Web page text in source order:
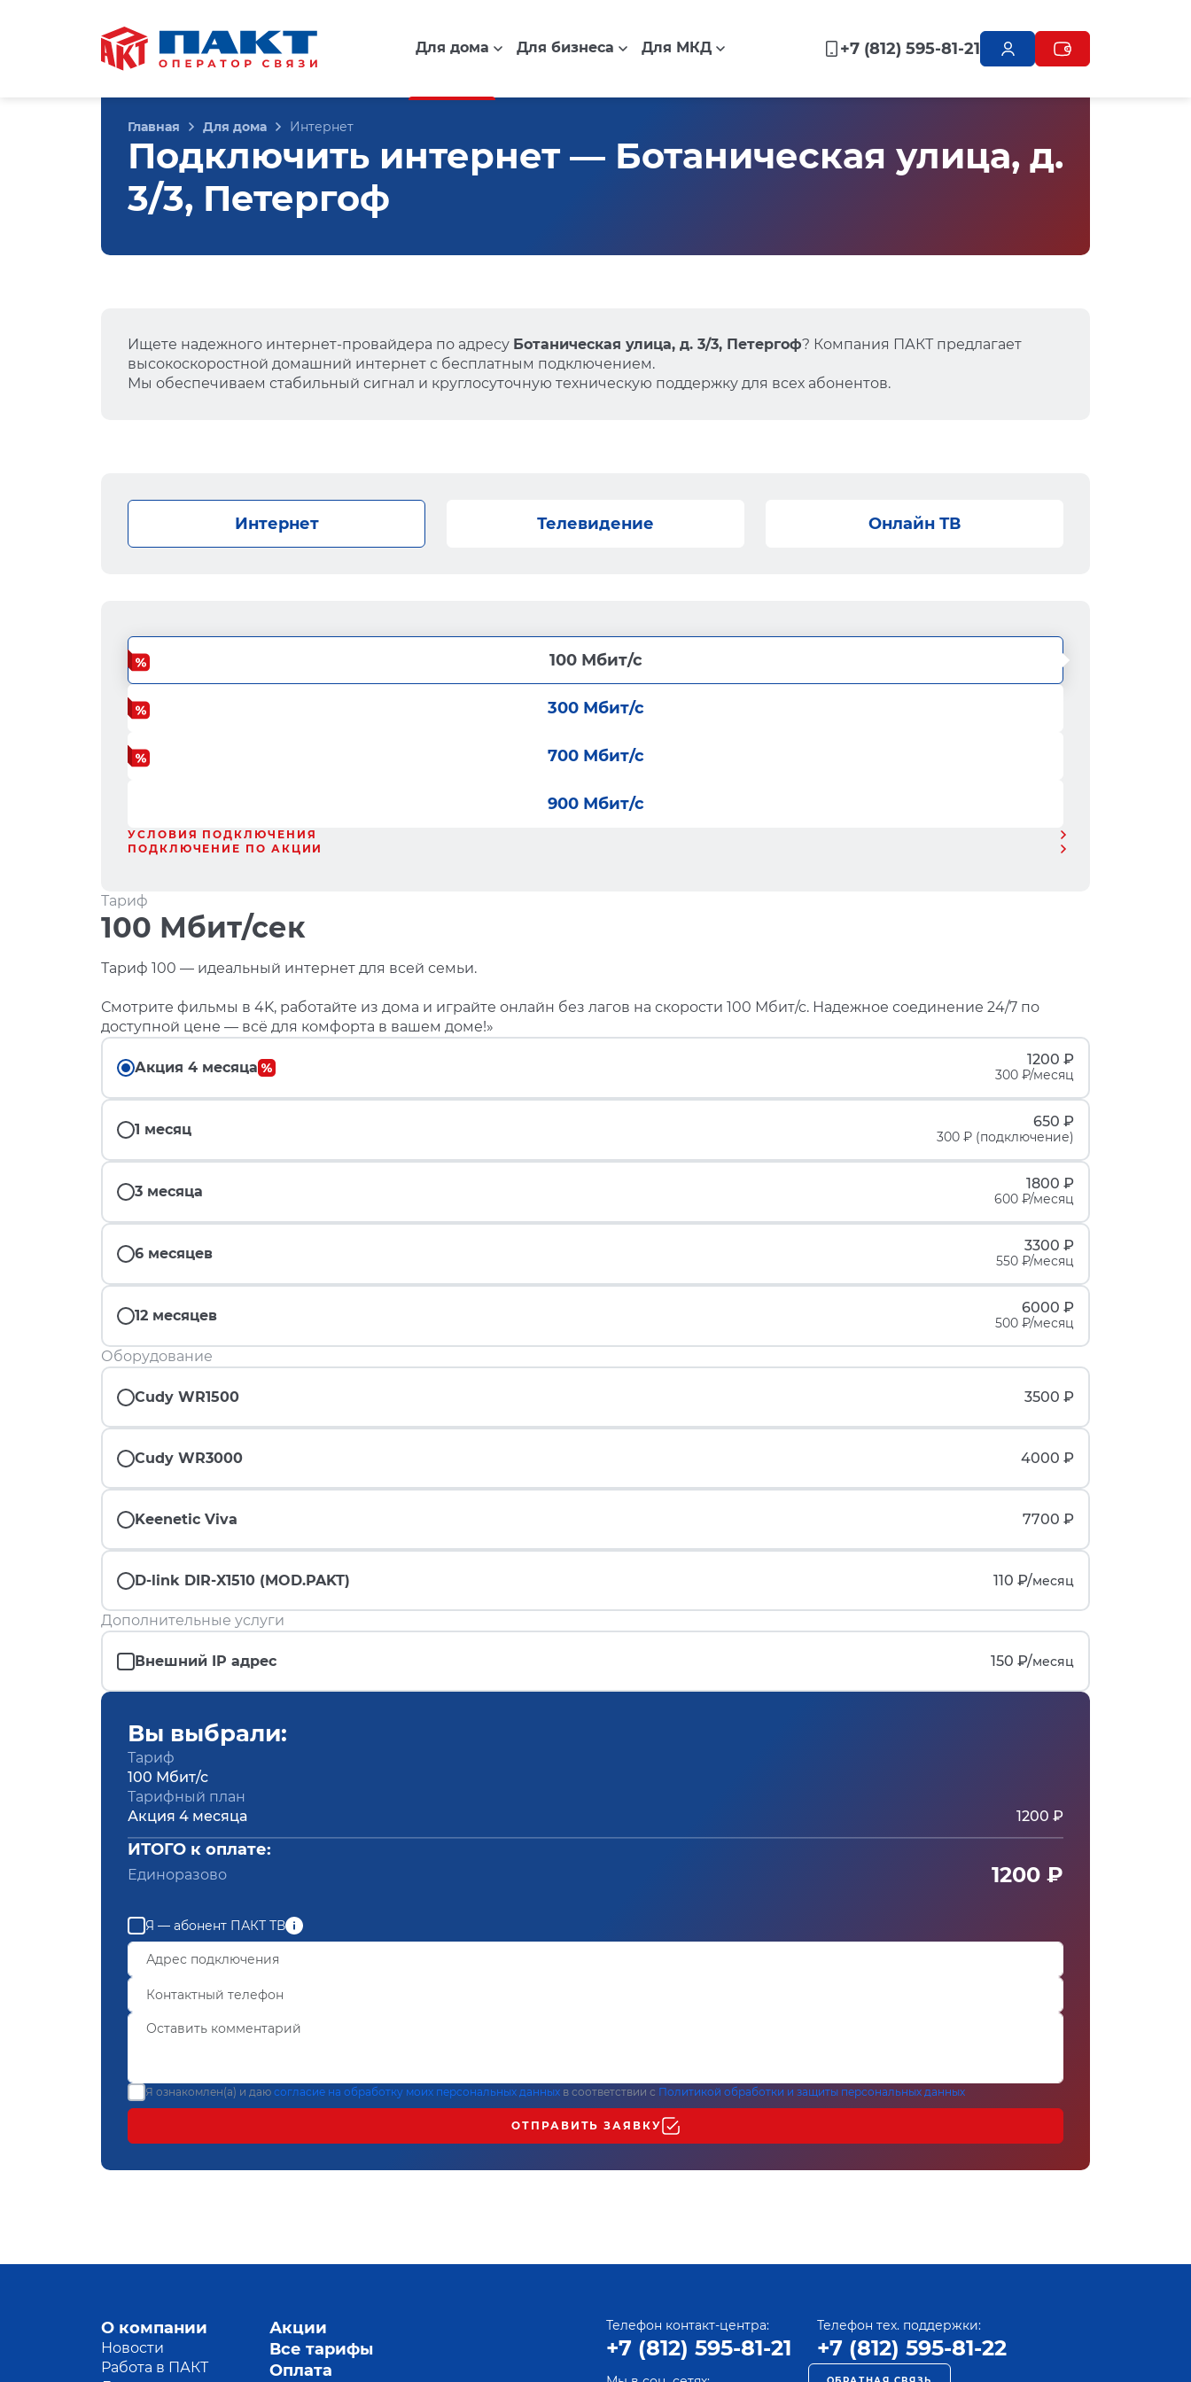
Для дома Для бизнеса Для МКД +7 (812) 595-81-21
Главная Для дома Интернет
Подключить интернет — Ботаническая улица, д.
3/3, Петергоф
Ищете надежного интернет-провайдера по адресу Ботаническая улица, д. 3/3, Петергоф? Компания ПАКТ предлагает
высокоскоростной домашний интернет с бесплатным подключением.
Мы обеспечиваем стабильный сигнал и круглосуточную техническую поддержку для всех абонентов.
Интернет Телевидение Онлайн ТВ
100 Мбит/с
300 Мбит/с
700 Мбит/с
900 Мбит/с
УСЛОВИЯ ПОДКЛЮЧЕНИЯ
ПОДКЛЮЧЕНИЕ ПО АКЦИИ
Тариф
100 Мбит/сек
Тариф 100 — идеальный интернет для всей семьи.
Смотрите фильмы в 4K, работайте из дома и играйте онлайн без лагов на скорости 100 Мбит/с. Надежное соединение 24/7 по
доступной цене — всё для комфорта в вашем доме!»
Акция 4 месяца 1200 ₽
300 ₽/месяц
1 месяц 650 ₽
300 ₽ (подключение)
3 месяца 1800 ₽
600 ₽/месяц
6 месяцев 3300 ₽
550 ₽/месяц
12 месяцев 6000 ₽
500 ₽/месяц
Оборудование
Cudy WR1500 3500 ₽
Cudy WR3000 4000 ₽
Keenetic Viva 7700 ₽
D-link DIR-X1510 (MOD.PAKT) 110 ₽/месяц
Дополнительные услуги
Внешний IP адрес 150 ₽/месяц
Вы выбрали:
Тариф
100 Мбит/с
Тарифный план
Акция 4 месяца
1200 ₽
ИТОГО к оплате:
Единоразово 1200 ₽
Я — абонент ПАКТ ТВ
Я ознакомлен(а) и даю согласие на обработку моих персональных данных в соответствии с Политикой обработки и защиты персональных данных
ОТПРАВИТЬ ЗАЯВКУ
О компании
Новости
Работа в ПАКТ
Акции
Все тарифы
Оплата
Телефон контакт-центра:
+7 (812) 595-81-21
Телефон тех. поддержки:
+7 (812) 595-81-22